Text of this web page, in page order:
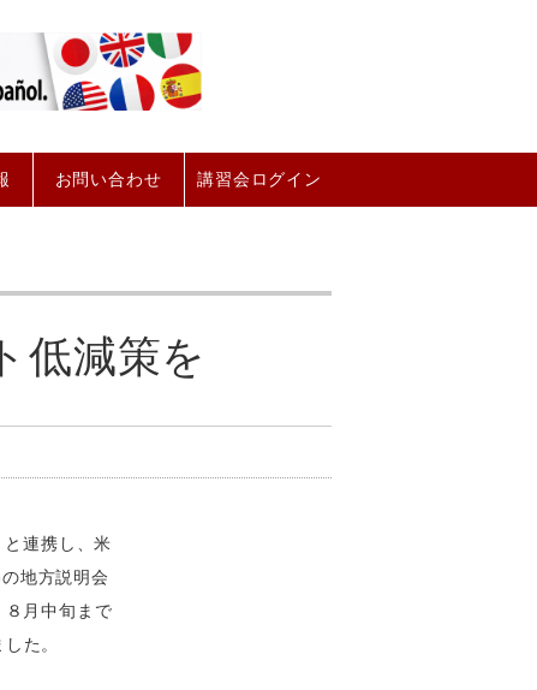
お問い合わせ 講習会ログイン
低減策を
連携し、米
地方説明会
月中旬まで
た。